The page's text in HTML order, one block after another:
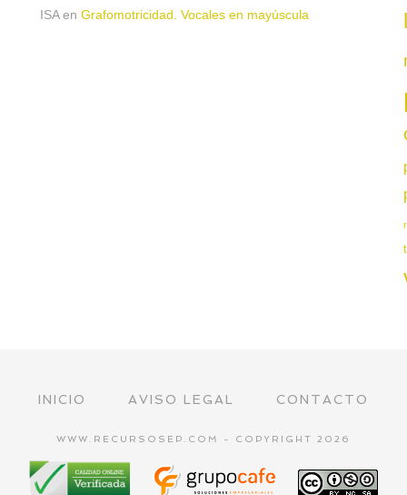
ISAen Grafomotricidad. Vocales en mayúscula
INICIO AVISO LEGAL CONTACTO
WWW.RECURSOSEP.COM - COPYRIGHT 2026